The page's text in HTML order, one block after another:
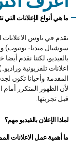
ما هي أنواع الإعلانات
نقدم في ناوس
سوشيال ميديا- يوتيوب)
بالفيديو، لكننا نقدم
اعلانات تلفزيونية
المقدمة وأحيانا تكون
لأن الظهور المتكرر
قبل تجربتها.
لماذا الإعلان بالفيديو مهم؟
ما أهمية عمل الاعلانات